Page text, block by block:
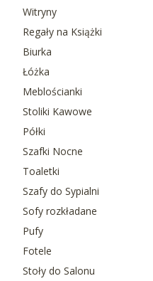
Witryny
Regały na Książki
Biurka
Łóżka
Meblościanki
Stoliki Kawowe
Półki
Szafki Nocne
Toaletki
Szafy do Sypialni
Sofy rozkładane
Pufy
Fotele
Stoły do Salonu